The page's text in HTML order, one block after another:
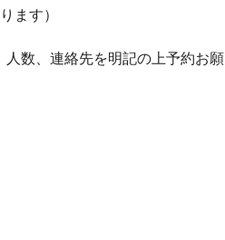
ます）
人数、連絡先を明記の上予約お願